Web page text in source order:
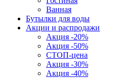
Ванная
Бутылки для воды
Акции и распродажи
Акция -20%
Акция -50%
СТОП-цена
Акция -30%
Акция -40%